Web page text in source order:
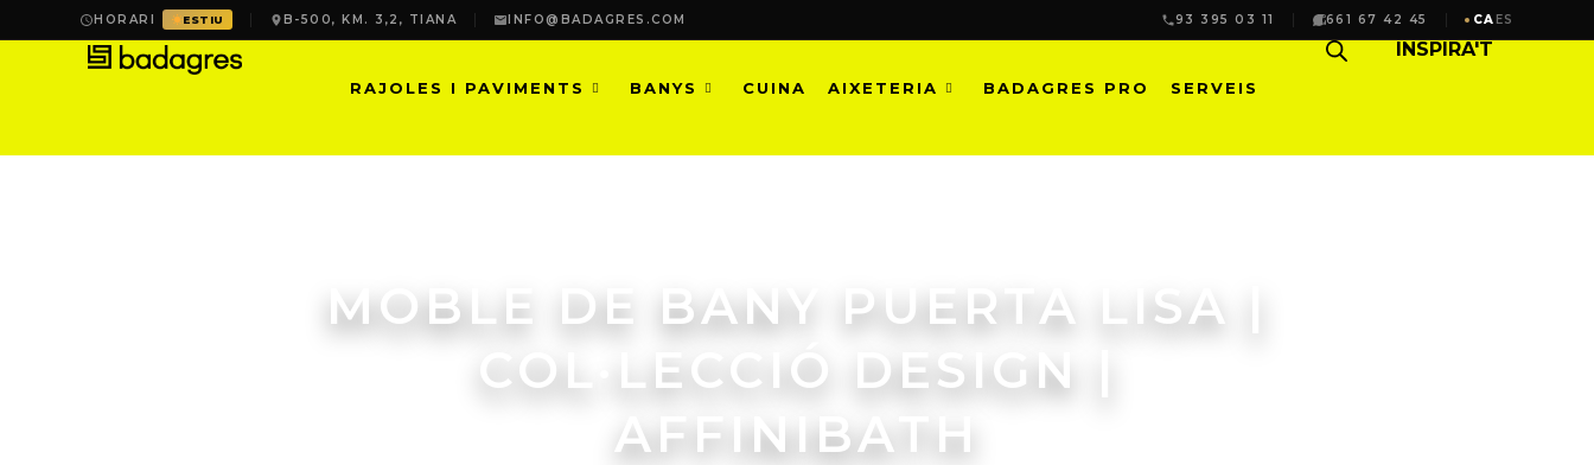
HORARI ESTIU B-500, KM. 3,2, TIANA INFO@BADAGRES.COM 93 395 03 11 661 67 42 45 CA ES
RAJOLES I PAVIMENTS BANYS CUINA AIXETERIA BADAGRES PRO SERVEIS
INSPIRA'T
MOBLE DE BANY PUERTA LISA |
COL·LECCIÓ DESIGN |
AFFINIBATH